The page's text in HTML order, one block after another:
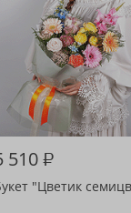
510₽
"Цветик